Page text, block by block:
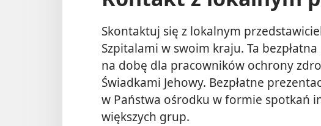
Skontaktuj się z lokalnym
Szpitalami w swoim kraju. Ta
na dobę dla pracowników ochrony
Świadkami Jehowy. Bezpłatne
w Państwa ośrodku w formie spotkań
większych grup.